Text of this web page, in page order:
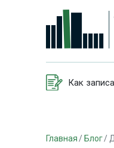
Как
Главная Блог